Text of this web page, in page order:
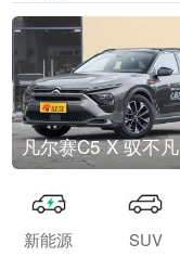
凡尔赛C5 X 驭不凡
新能源 SUV